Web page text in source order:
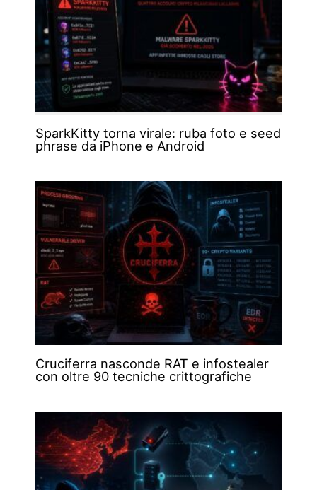
SparkKitty torna virale: ruba foto e seed
phrase da iPhone e Android
Cruciferra nasconde RAT e infostealer
con oltre 90 tecniche crittografiche